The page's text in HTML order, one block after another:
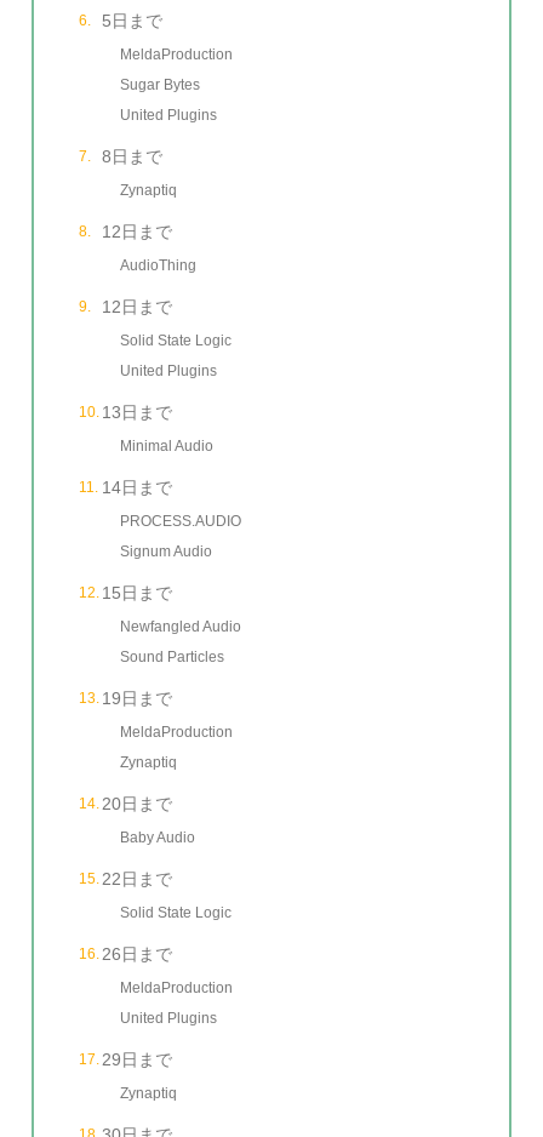
5日まで
MeldaProduction
Sugar Bytes
United Plugins
8日まで
Zynaptiq
12日まで
AudioThing
12日まで
Solid State Logic
United Plugins
13日まで
Minimal Audio
14日まで
PROCESS.AUDIO
Signum Audio
15日まで
Newfangled Audio
Sound Particles
19日まで
MeldaProduction
Zynaptiq
20日まで
Baby Audio
22日まで
Solid State Logic
26日まで
MeldaProduction
United Plugins
29日まで
Zynaptiq